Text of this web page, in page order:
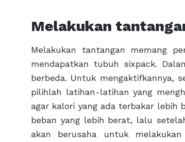
Melakukan
Melakukan tantangan memang
mendapatkan tubuh sixpack.
berbeda. Untuk mengaktifkannya,
pilihlah latihan-latihan yang
agar kalori yang ada terbakar lebih
beban yang lebih berat, lalu
akan berusaha untuk